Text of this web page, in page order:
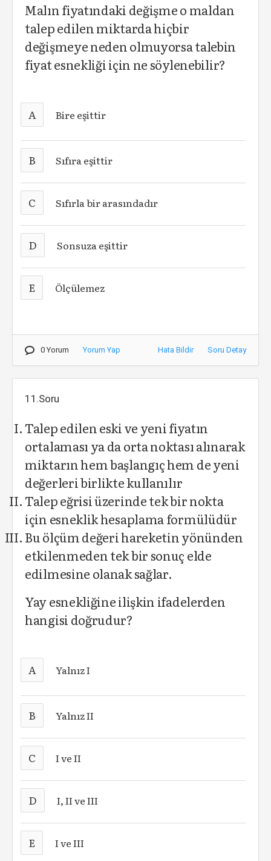
Malın fiyatındaki değişme o maldan
talep edilen miktarda hiçbir
değişmeye neden olmuyorsa talebin
fiyat esnekliği için ne söylenebilir?
A Bire eşittir
B Sıfıra eşittir
C Sıfırla bir arasındadır
D Sonsuza eşittir
E Ölçülemez
0 Yorum Yorum Yap Hata Bildir Soru Detay
11.Soru
Talep edilen eski ve yeni fiyatın
ortalaması ya da orta noktası alınarak
miktarın hem başlangıç hem de yeni
değerleri birlikte kullanılır
Talep eğrisi üzerinde tek bir nokta
için esneklik hesaplama formülüdür
Bu ölçüm değeri hareketin yönünden
etkilenmeden tek bir sonuç elde
edilmesine olanak sağlar.
Yay esnekliğine ilişkin ifadelerden
hangisi doğrudur?
A Yalnız I
B Yalnız II
C I ve II
D I, II ve III
E I ve III